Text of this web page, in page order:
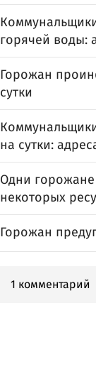
горячей воды:
Горожан
сутки
на сутки:
Одни горожане
некоторых
Горожан
1 комментарий